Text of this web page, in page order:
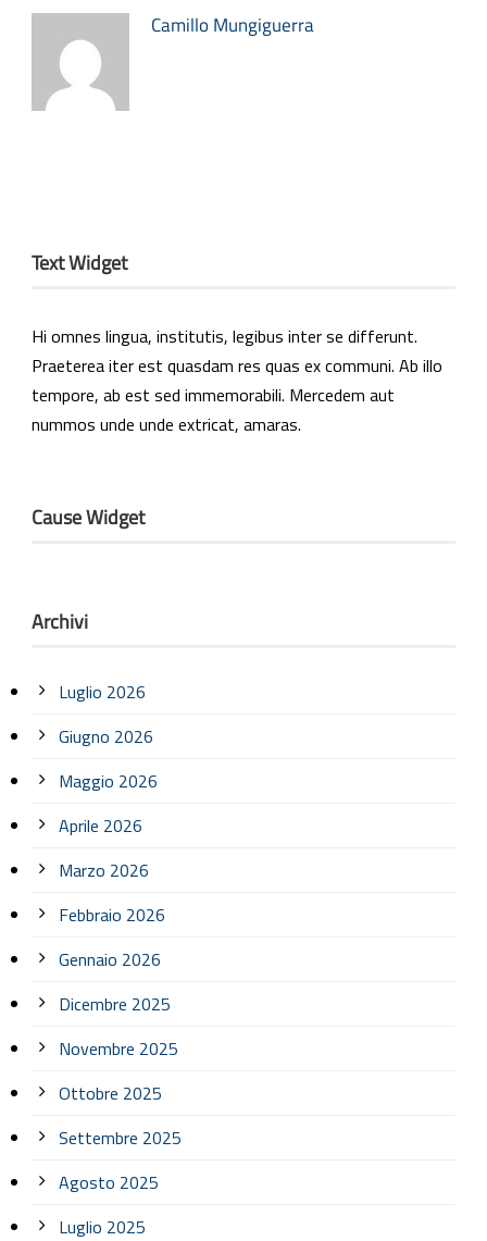
Camillo Mungiguerra
Text Widget
Hi omnes lingua, institutis, legibus inter se differunt.
Praeterea iter est quasdam res quas ex communi. Ab illo
tempore, ab est sed immemorabili. Mercedem aut
nummos unde unde extricat, amaras.
Cause Widget
Archivi
Luglio 2026
Giugno 2026
Maggio 2026
Aprile 2026
Marzo 2026
Febbraio 2026
Gennaio 2026
Dicembre 2025
Novembre 2025
Ottobre 2025
Settembre 2025
Agosto 2025
Luglio 2025